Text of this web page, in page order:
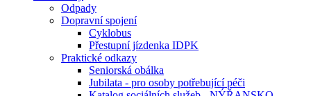
Odpady
Dopravní spojení
Cyklobus
Přestupní jízdenka IDPK
Praktické odkazy
Seniorská obálka
Jubilata - pro osoby potřebující péči